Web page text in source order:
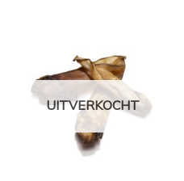
UITVERKOCHT